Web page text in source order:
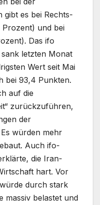
gibt es bei Rechts-
und bei
Das ifo
letzten Monat
Wert seit Mai
bei 93,4 Punkten.
auf die
zurückzuführen,
der
würden mehr
Auch ifo-
die Iran-
hart. Vor
durch stark
massiv belastet und